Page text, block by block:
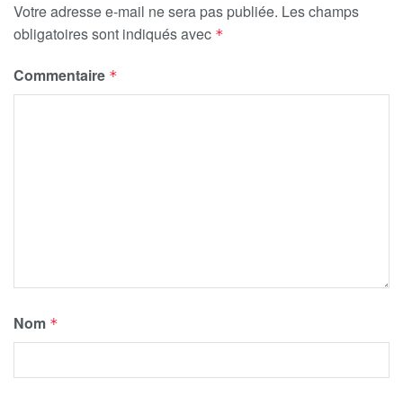
Votre adresse e-mail ne sera pas publiée. Les champs
obligatoires sont indiqués avec *
Commentaire *
Nom *